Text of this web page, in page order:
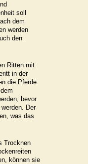
soll
dem
werden
den
Ritten mit
in der
die Pferde
bevor
Der
was das
Trocknen
können sie